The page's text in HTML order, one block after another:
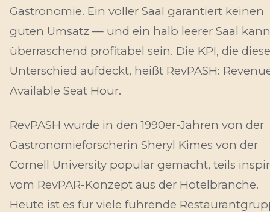
Gastronomie. Ein voller Saal garantiert keinen
guten Umsatz — und ein halb leerer Saal kann
überraschend profitabel sein. Die KPI, die
Unterschied aufdeckt, heißt RevPASH:
Available Seat Hour.
RevPASH wurde in den 1990er-Jahren von der
Gastronomieforscherin Sheryl Kimes von der
Cornell University populär gemacht, teils
vom RevPAR-Konzept aus der Hotelbranche.
Heute ist es für viele führende